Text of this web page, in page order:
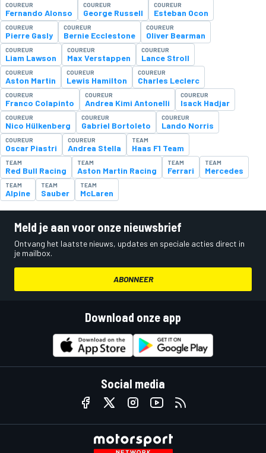
COUREUR
Fernando Alonso
COUREUR
George Russell
COUREUR
Esteban Ocon
COUREUR
Pierre Gasly
COUREUR
Bernie Ecclestone
COUREUR
Oliver Bearman
COUREUR
Liam Lawson
COUREUR
Max Verstappen
COUREUR
Lance Stroll
COUREUR
Aston Martin
COUREUR
Lewis Hamilton
COUREUR
Charles Leclerc
COUREUR
Franco Colapinto
COUREUR
Andrea Kimi Antonelli
COUREUR
Isack Hadjar
COUREUR
Nico Hülkenberg
COUREUR
Gabriel Bortoleto
COUREUR
Lando Norris
COUREUR
Oscar Piastri
COUREUR
Andrea Stella
TEAM
Haas F1 Team
TEAM
Red Bull Racing
TEAM
Aston Martin Racing
TEAM
Ferrari
TEAM
Mercedes
TEAM
Alpine
TEAM
Sauber
TEAM
McLaren
Meld je aan voor onze nieuwsbrief
Ontvang het laatste nieuws, updates en speciale acties direct in
je mailbox.
ABONNEER
Download onze app
Social media